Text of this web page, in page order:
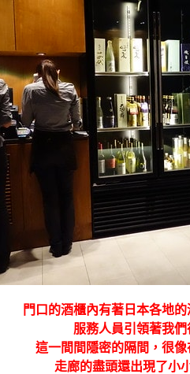
門口的酒櫃內有著日本各地
服務人員引領著我們
這一間間隱密的隔間，很
走廊的盡頭還出現了小